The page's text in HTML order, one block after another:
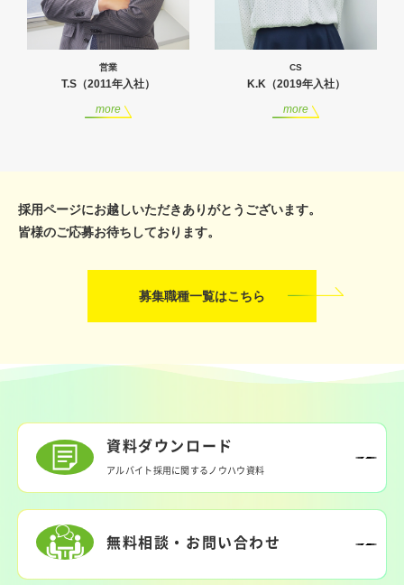
営業
T.S（2011年入社）
more
CS
K.K（2019年入社）
more
採用ページにお越しいただきありがとうございます。
皆様のご応募お待ちしております。
募集職種一覧はこちら
資料ダウンロード
アルバイト採用に関するノウハウ資料
無料相談・お問い合わせ